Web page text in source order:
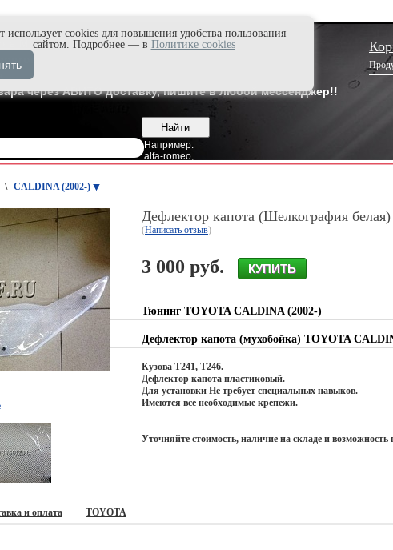
в Max'е
через АВИТО доставку, пишите в любой мессенджер!!
Например:
alfa-romeo,
\ CALDINA (2002-)
Дефлектор капота (Шелкография
(Написать отзыв)
3 000 руб.
Тюнинг TOYOTA CALDINA (2002-)
Дефлектор капота (мухобойка) TOYOTA
Кузова T241, T246.
Дефлектор капота пластиковый.
Для установки Не требует специальных навыков.
Имеются все необходимые крепежи.
Уточняйте стоимость, наличие на складе и возможность
и оплата TOYOTA
использует cookies для повышения удобства пользования
сайтом. Подробнее — в Политике cookies